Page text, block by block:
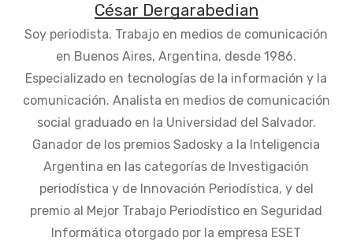
César Dergarabedian
Soy periodista. Trabajo en medios de comunicación
en Buenos Aires, Argentina, desde 1986.
Especializado en tecnologías de la información y la
comunicación. Analista en medios de comunicación
social graduado en la Universidad del Salvador.
Ganador de los premios Sadosky a la Inteligencia
Argentina en las categorías de Investigación
periodística y de Innovación Periodística, y del
premio al Mejor Trabajo Periodístico en Seguridad
Informática otorgado por la empresa ESET